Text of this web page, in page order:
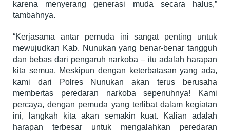
karena menyerang generasi muda secara halus,”
tambahnya.
“Kerjasama antar pemuda ini sangat penting untuk
mewujudkan Kab. Nunukan yang benar-benar tangguh
dan bebas dari pengaruh narkoba – itu adalah harapan
kita semua. Meskipun dengan keterbatasan yang ada,
kami dari Polres Nunukan akan terus berusaha
membertas peredaran narkoba sepenuhnya! Kami
percaya, dengan pemuda yang terlibat dalam kegiatan
ini, langkah kita akan semakin kuat. Kalian adalah
harapan terbesar untuk mengalahkan peredaran